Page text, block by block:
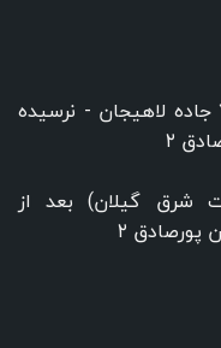
اتوبان رشت به لاهیجان - کیلومتر ۷ جاده لاهیجان - نرسیده
۲
شرق گیلان) بعد از